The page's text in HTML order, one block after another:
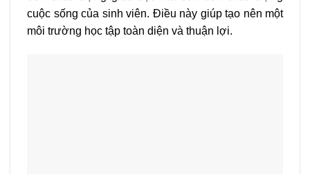
cuộc sống của sinh viên. Điều này giúp tạo nên một
môi trường học tập toàn diện và thuận lợi.